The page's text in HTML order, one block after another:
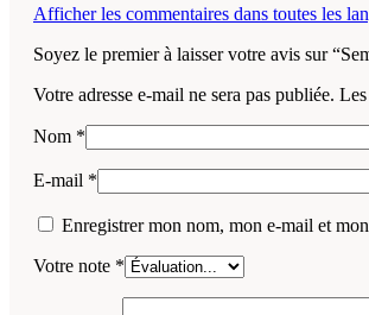
Afficher les commentaires dans toutes les
Soyez le premier à laisser votre avis sur
Votre adresse e-mail ne sera pas publiée.
Nom *
E-mail *
Enregistrer mon nom, mon e-mail et
Votre note *